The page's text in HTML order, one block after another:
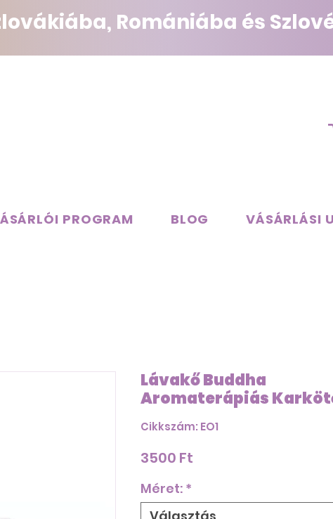
Romániába és
PROGRAM BLOG VÁSÁRLÁSI
Lávakő Buddha
Aromaterápiás
Cikkszám: EO1
3500 Ft
Méret: *